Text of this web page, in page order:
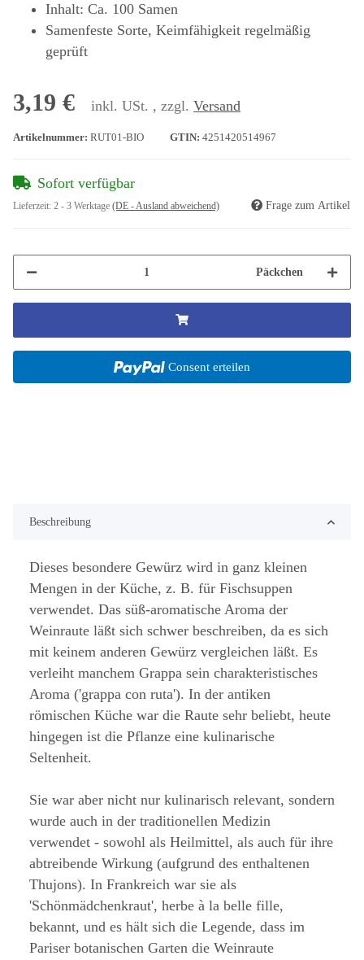
Inhalt: Ca. 100 Samen
Samenfeste Sorte, Keimfähigkeit regelmäßig
geprüft
3,19 € inkl. USt. , zzgl. Versand
Artikelnummer: RUT01-BIO GTIN: 4251420514967
Sofort verfügbar
Lieferzeit: 2 - 3 Werktage (DE - Ausland abweichend) Frage zum Artikel
Päckchen
Consent erteilen
Beschreibung
Dieses besondere Gewürz wird in ganz kleinen
Mengen in der Küche, z. B. für Fischsuppen
verwendet. Das süß-aromatische Aroma der
Weinraute läßt sich schwer beschreiben, da es sich
mit keinem anderen Gewürz vergleichen läßt. Es
verleiht manchem Grappa sein charakteristisches
Aroma ('grappa con ruta'). In der antiken
römischen Küche war die Raute sehr beliebt, heute
hingegen ist die Pflanze eine kulinarische
Seltenheit.
Sie war aber nicht nur kulinarisch relevant, sondern
wurde auch in der traditionellen Medizin
verwendet - sowohl als Heilmittel, als auch für ihre
abtreibende Wirkung (aufgrund des enthaltenen
Thujons). In Frankreich war sie als
'Schönmädchenkraut', herbe à la belle fille,
bekannt, und es hält sich die Legende, dass im
Pariser botanischen Garten die Weinraute